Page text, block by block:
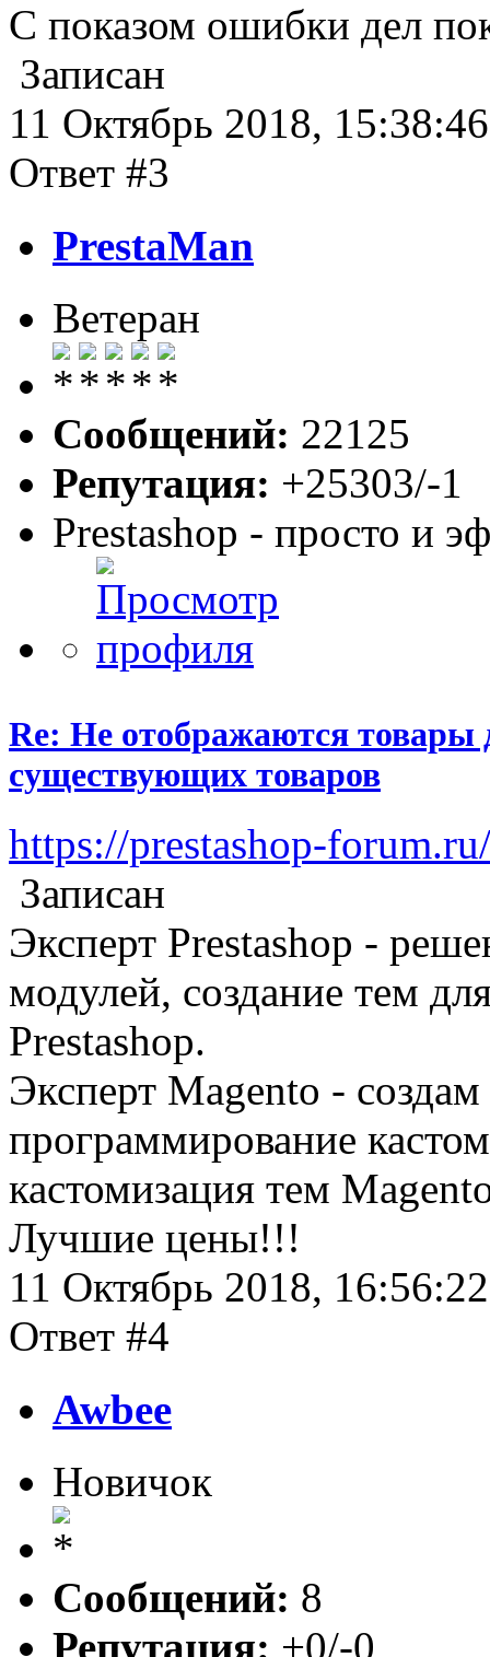
С показом ошибки дел
Записан
11 Октябрь 2018, 15:38:46
Ответ #3
PrestaMan
Ветеран
Сообщений: 22125
Репутация: +25303/-1
Prestashop - просто и
Re: Не отображаются товары
существующих товаров
https://prestashop-
Записан
Эксперт Prestashop -
модулей, создание тем
Prestashop.
Эксперт Magento -
программирование
кастомизация тем
Лучшие цены!!!
11 Октябрь 2018, 16:56:22
Ответ #4
Awbee
Новичок
Сообщений: 8
Репутация: +0/-0